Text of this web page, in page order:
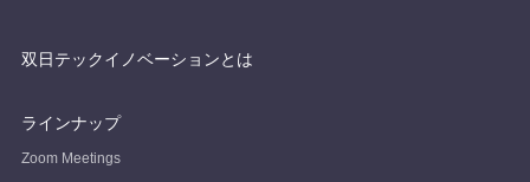
双日テックイノベーションとは
ラインナップ
Zoom Meetings